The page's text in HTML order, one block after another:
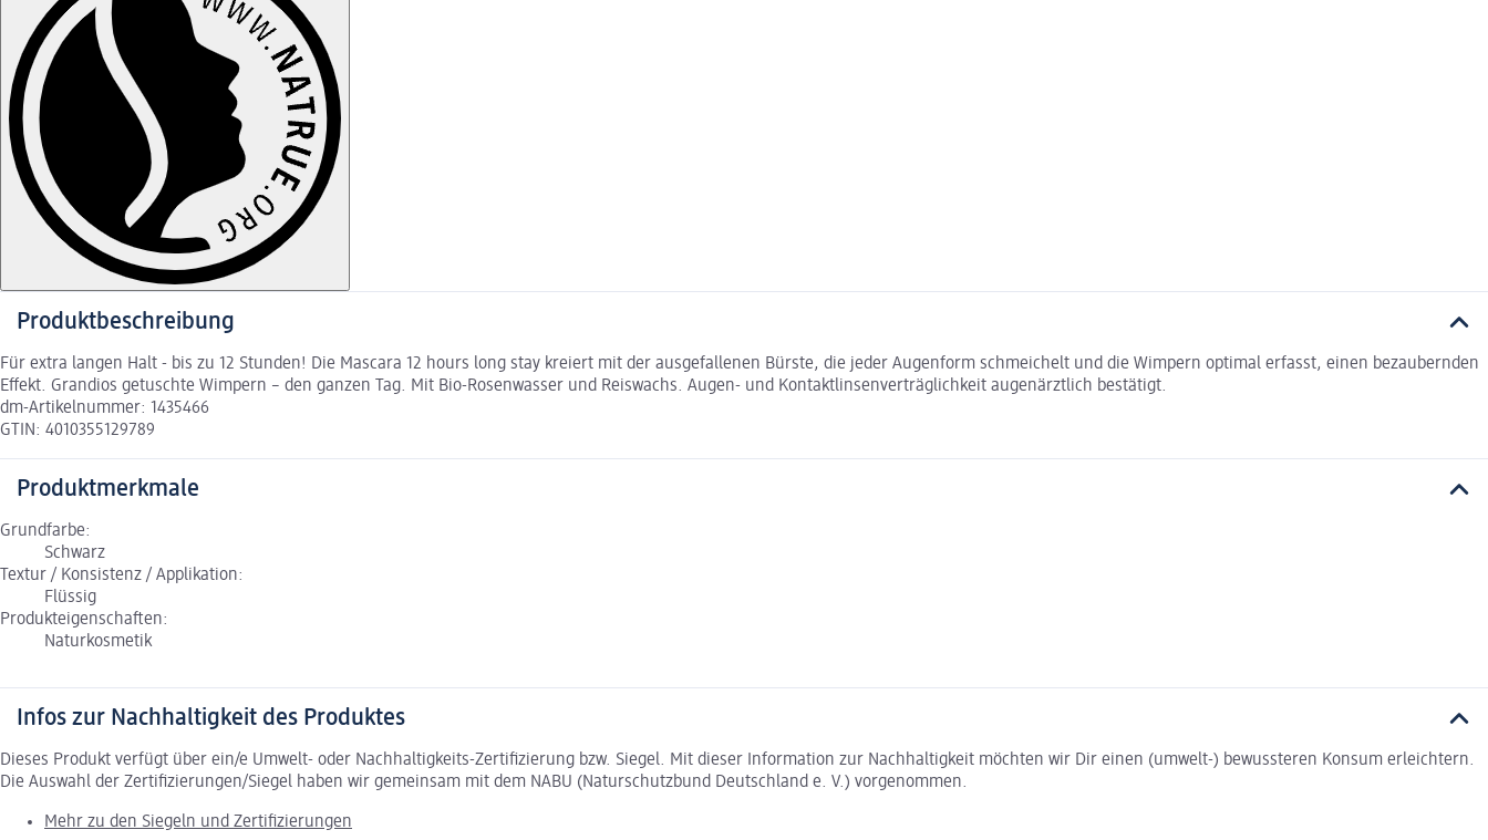
Produktbeschreibung
Für extra langen Halt - bis zu 12 Stunden! Die Mascara 12 hours long stay kreiert mit der ausgefallenen Bürste, die jeder Augenform schmeichelt und die Wimpern optimal erfasst, einen bezaubernden
Effekt. Grandios getuschte Wimpern – den ganzen Tag. Mit Bio-Rosenwasser und Reiswachs. Augen- und Kontaktlinsenverträglichkeit augenärztlich bestätigt.
dm-Artikelnummer: 1435466
GTIN: 4010355129789
Produktmerkmale
Grundfarbe:
Schwarz
Textur / Konsistenz / Applikation:
Flüssig
Produkteigenschaften:
Naturkosmetik
Infos zur Nachhaltigkeit des Produktes
Dieses Produkt verfügt über ein/e Umwelt- oder Nachhaltigkeits-Zertifizierung bzw. Siegel. Mit dieser Information zur Nachhaltigkeit möchten wir Dir einen (umwelt-) bewussteren Konsum erleichtern.
Die Auswahl der Zertifizierungen/Siegel haben wir gemeinsam mit dem NABU (Naturschutzbund Deutschland e. V.) vorgenommen.
Mehr zu den Siegeln und Zertifizierungen